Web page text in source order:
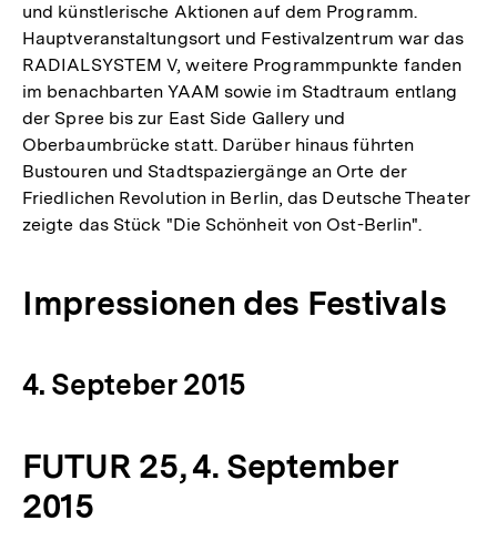
und künstlerische Aktionen auf dem Programm.
Hauptveranstaltungsort und Festivalzentrum war das
RADIALSYSTEM V, weitere Programmpunkte fanden
im benachbarten YAAM sowie im Stadtraum entlang
der Spree bis zur East Side Gallery und
Oberbaumbrücke statt. Darüber hinaus führten
Bustouren und Stadtspaziergänge an Orte der
Friedlichen Revolution in Berlin, das Deutsche Theater
zeigte das Stück "Die Schönheit von Ost-Berlin".
Impressionen des Festivals
4. Septeber 2015
FUTUR 25, 4. September
2015